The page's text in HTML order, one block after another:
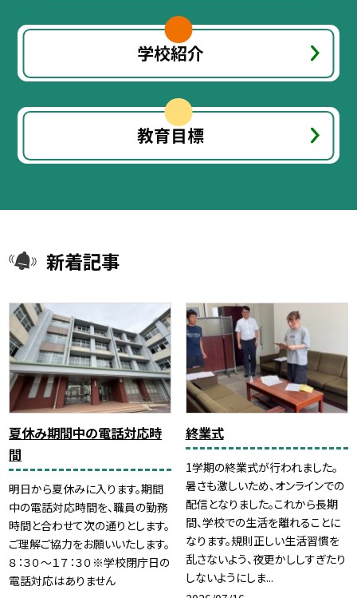
学校紹介
教育目標
新着記事
夏休み期間中の電話対応時
間
明日から夏休みに入ります。期間
中の電話対応時間を、職員の勤務
時間と合わせて次の通りとします。
ご理解ご協力をお願いいたします。
８：３０～１７：３０※学校閉庁日の
電話対応はありません
終業式
1学期の終業式が行われました。
暑さも激しいため、オンラインでの
配信となりました。これから長期
間、学校での生活を離れることに
なります。規則正しい生活習慣を
乱さないよう、夜更かししすぎたり
しないようにしま...